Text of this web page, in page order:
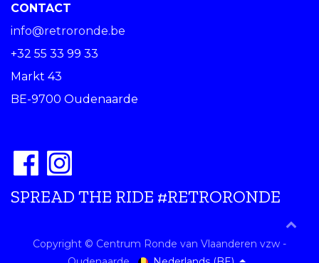
CONTACT
info@retroronde.be
+32 55 33 99 33
Markt 43
BE-9700 Oudenaarde
SPREAD THE RIDE #RETRORONDE
Copyright © Centrum Ronde van Vlaanderen vzw -